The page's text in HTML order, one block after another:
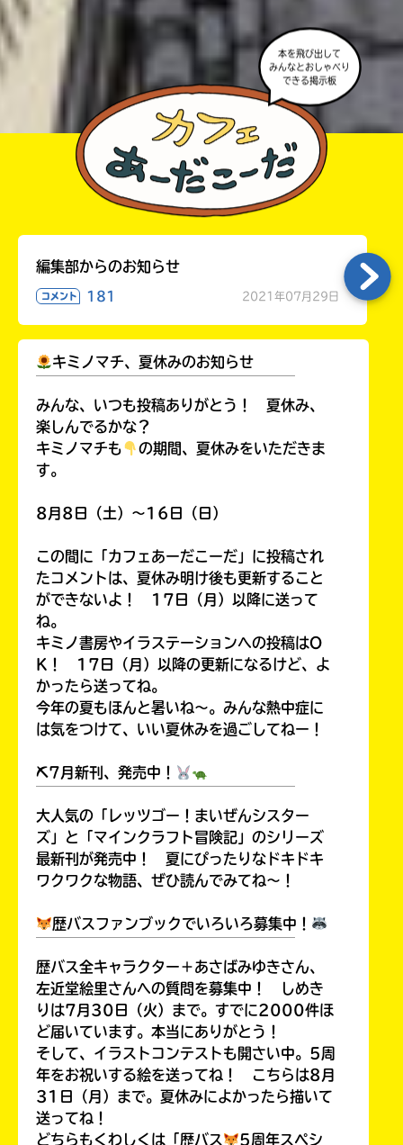
・かき終えたら、人を傷つけていたり、個人情報をか
きこんでいたり、字がまちがっていたりしないか、読
本を飛び出して
みんなとおしゃべり
できる掲示板
編集部からのお知らせ
コメント 181 2021年07月29日
キミノマチ、夏休みのお知らせ
みんな、いつも投稿ありがとう！ 夏休み、
楽しんでるかな？
キミノマチも
の期間、夏休みをいただきま
す。
8月8日（土）～16日（日）
この間に「カフェあーだこーだ」に投稿され
たコメントは、夏休み明け後も更新すること
ができないよ！ 17日（月）以降に送って
ね。
キミノ書房やイラステーションへの投稿はO
K！ 17日（月）以降の更新になるけど、よ
かったら送ってね。
今年の夏もほんと暑いね～。みんな熱中症に
は気をつけて、いい夏休みを過ごしてねー！
⛏7月新刊、発売中！
大人気の「レッツゴー！まいぜんシスター
ズ」と「マインクラフト冒険記」のシリーズ
最新刊が発売中！ 夏にぴったりなドキドキ
ワクワクな物語、ぜひ読んでみてね～！
歴バスファンブックでいろいろ募集中！
歴バス全キャラクター＋あさばみゆきさん、
左近堂絵里さんへの質問を募集中！ しめき
りは7月30日（火）まで。すでに2000件ほ
ど届いています。本当にありがとう！
そして、イラストコンテストも開さい中。5周
年をお祝いする絵を送ってね！ こちらは8月
31日（月）まで。夏休みによかったら描いて
送ってね！
どちらもくわしくは「歴バス
5周年スペシ